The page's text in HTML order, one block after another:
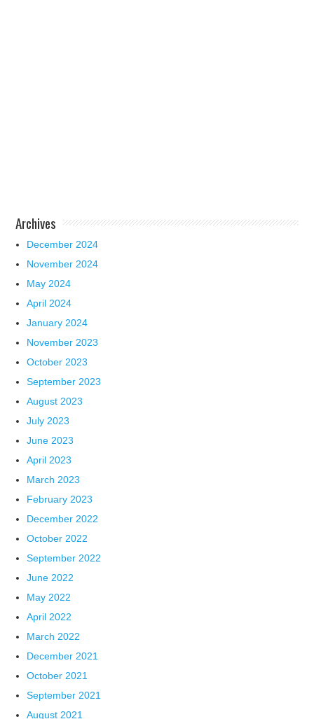
Archives
December 2024
November 2024
May 2024
April 2024
January 2024
November 2023
October 2023
September 2023
August 2023
July 2023
June 2023
April 2023
March 2023
February 2023
December 2022
October 2022
September 2022
June 2022
May 2022
April 2022
March 2022
December 2021
October 2021
September 2021
August 2021